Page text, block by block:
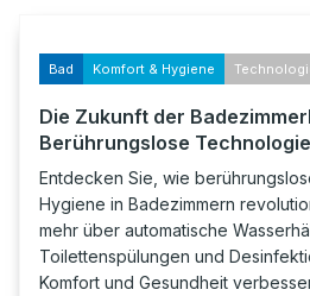
Bad Komfort & Hygiene
Die Zukunft der
Berührungslose
Entdecken Sie, wie
Hygiene in Badezimmern
mehr über automatische
Toilettenspülungen und
Komfort und Gesundheit